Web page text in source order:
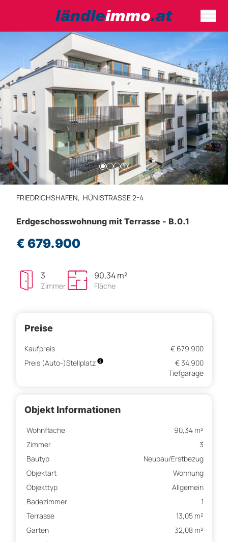
FRIEDRICHSHAFEN, HÜNISTRASSE 2-4
Erdgeschosswohnung mit Terrasse - B.0.1
€ 679.900
3
Zimmer
90,34 m²
Fläche
Preise
Kaufpreis
€ 679.900
Preis (Auto-)Stellplatz
€ 34.900
Tiefgarage
Objekt Informationen
Wohnfläche
90,34 m²
Zimmer
3
Bautyp
Neubau/Erstbezug
Objektart
Wohnung
Objekttyp
Allgemein
Badezimmer
1
Terrasse
13,05 m²
Garten
32,08 m²